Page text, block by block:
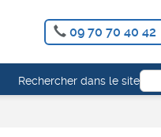
09 70 70 40 42
Rechercher dans le site